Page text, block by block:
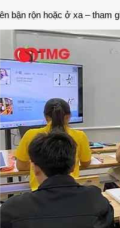
bận rộn hoặc ở xa – tham